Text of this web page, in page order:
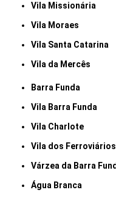
Vila Missionária
Vila Moraes
Vila Santa Catarina
Vila da Mercês
Barra Funda
Vila Barra Funda
Vila Charlote
Vila dos Ferroviários
Várzea da Barra
Água Branca